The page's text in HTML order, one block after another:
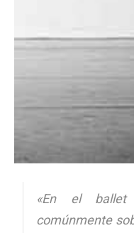
«En el ballet
comúnmente